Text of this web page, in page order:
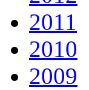
2011
2010
2009